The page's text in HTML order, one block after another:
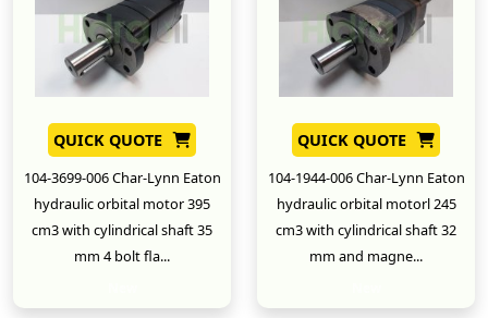
QUICK QUOTE
104-3699-006 Char-Lynn Eaton
hydraulic orbital motor 395
cm3 with cylindrical shaft 35
mm 4 bolt fla...
QUICK QUOTE
104-1944-006 Char-Lynn Eaton
hydraulic orbital motorl 245
cm3 with cylindrical shaft 32
mm and magne...